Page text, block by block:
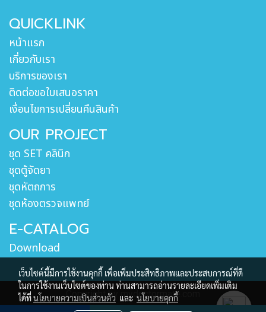
QUICKLINK
หน้าแรก
เกี่ยวกับเรา
บริการของเรา
ติดต่อขอใบเสนอราคา
เงื่อนไขการเปลี่ยนคืนสินค้า
OUR PROJECT
ชุด SET คลินิก
ชุดตู้จัดยา
ชุดหัตถการ
ชุดห้องตรวจแพทย์
E-CATALOG
Download
Copyright by mydoctormate.com
เว็บไซต์นี้มีการใช้งานคุกกี้ เพื่อเพิ่มประสิทธิภาพและประสบการณ์ที่ดี
ในการใช้งานเว็บไซต์ของท่าน ท่านสามารถอ่านรายละเอียดเพิ่มเติม
ได้ที่นโยบายความเป็นส่วนตัว และ นโยบายคุกกี้